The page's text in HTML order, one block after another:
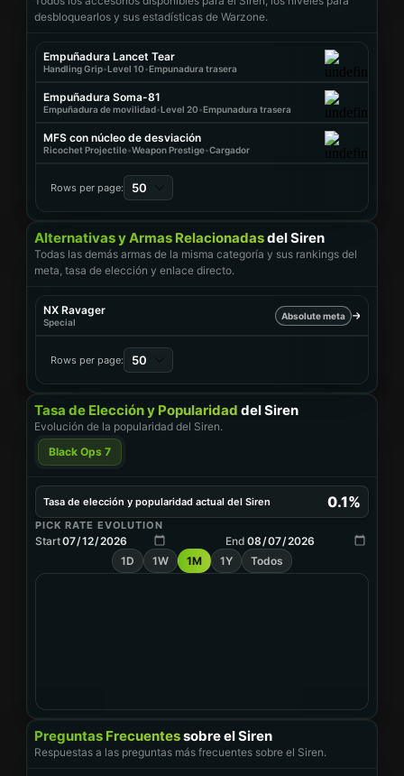
desbloquearlos y sus estadísticas de Warzone.
Empuñadura Lancet Tear
Handling Grip•Level 10•Empunadura trasera
Empuñadura Soma-81
Empuñadura de movilidad•Level 20•Empunadura trasera
MFS con núcleo de desviación
Ricochet Projectile•Weapon Prestige•Cargador
Rows per page: 50
Alternativas y Armas Relacionadasdel Siren
Todas las demás armas de la misma categoría y sus rankings del
meta, tasa de elección y enlace directo.
NX Ravager
Special
Absolute meta
Rows per page: 50
Tasa de Elección y Popularidad del Siren
Evolución de la popularidad del Siren.
Black Ops 7
Tasa de elección y popularidad actual del Siren 0.1%
PICK RATE EVOLUTION
Start
End
1D
1W 1M 1Y Todos
Preguntas Frecuentessobre el Siren
Respuestas a las preguntas más frecuentes sobre el Siren.